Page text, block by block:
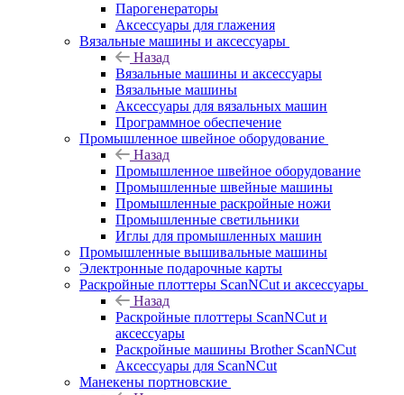
Парогенераторы
Аксессуары для глажения
Вязальные машины и аксессуары
Назад
Вязальные машины и аксессуары
Вязальные машины
Аксессуары для вязальных машин
Программное обеспечение
Промышленное швейное оборудование
Назад
Промышленное швейное оборудование
Промышленные швейные машины
Промышленные раскройные ножи
Промышленные светильники
Иглы для промышленных машин
Промышленные вышивальные машины
Электронные подарочные карты
Раскройные плоттеры ScanNCut и аксессуары
Назад
Раскройные плоттеры ScanNCut и
аксессуары
Раскройные машины Brother ScanNCut
Аксессуары для ScanNCut
Манекены портновские